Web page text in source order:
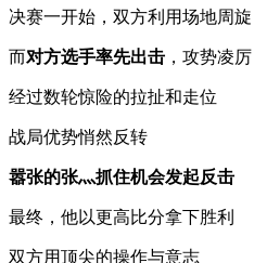
决赛一开始，双方利用场地周旋
而对方选手率先出击 ，攻势凌厉
经过数轮惊险的拉扯和走位
战局优势悄然反转
嚣张的张灬抓住机会发起反击
最终，他以更高比分拿下胜利
双方用顶尖的操作与意志